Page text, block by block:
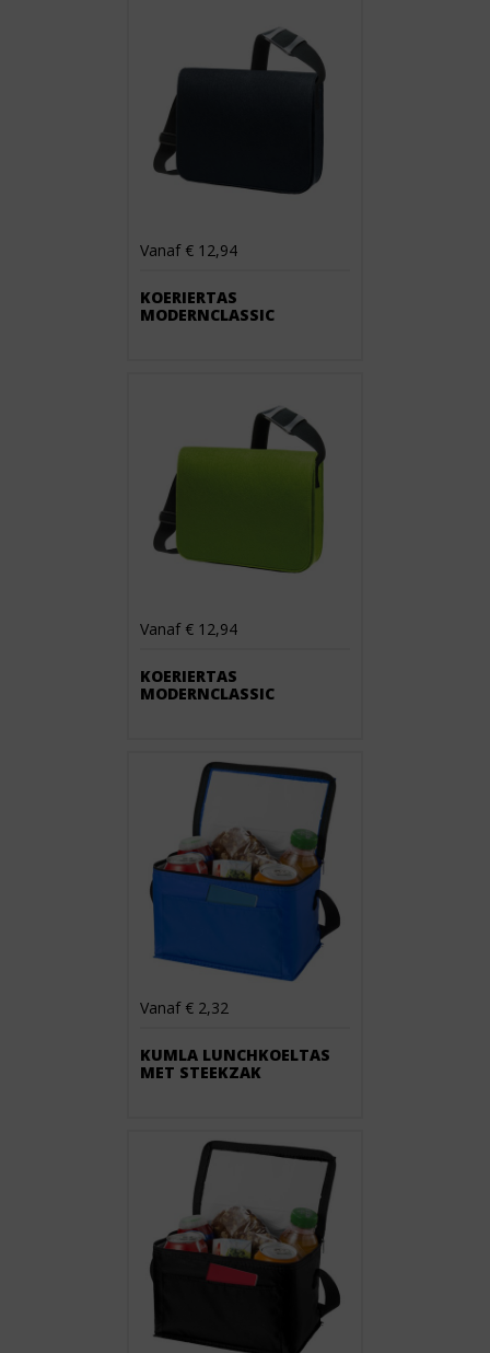
Vanaf € 12,94
KOERIERTAS
MODERNCLASSIC
Vanaf € 12,94
KOERIERTAS
MODERNCLASSIC
Vanaf € 2,32
KUMLA LUNCHKOELTAS
MET STEEKZAK